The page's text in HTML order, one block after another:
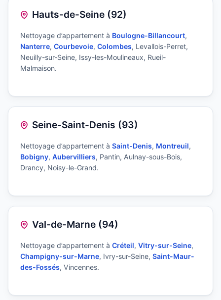
Hauts-de-Seine (92)
Nettoyage d’appartement à Boulogne-Billancourt,
Nanterre, Courbevoie, Colombes, Levallois-Perret,
Neuilly-sur-Seine, Issy-les-Moulineaux, Rueil-
Malmaison.
Seine-Saint-Denis (93)
Nettoyage d’appartement à Saint-Denis, Montreuil,
Bobigny, Aubervilliers, Pantin, Aulnay-sous-Bois,
Drancy, Noisy-le-Grand.
Val-de-Marne (94)
Nettoyage d’appartement à Créteil, Vitry-sur-Seine,
Champigny-sur-Marne, Ivry-sur-Seine, Saint-Maur-
des-Fossés, Vincennes.